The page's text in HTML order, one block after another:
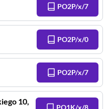
PO2P/x/7
PO2P/x/0
PO2P/x/7
10,
PO1K/x/8